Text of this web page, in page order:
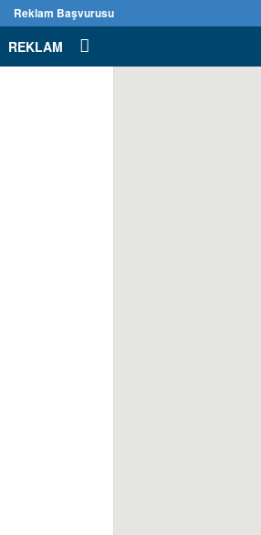
Reklam Başvurusu
REKLAM